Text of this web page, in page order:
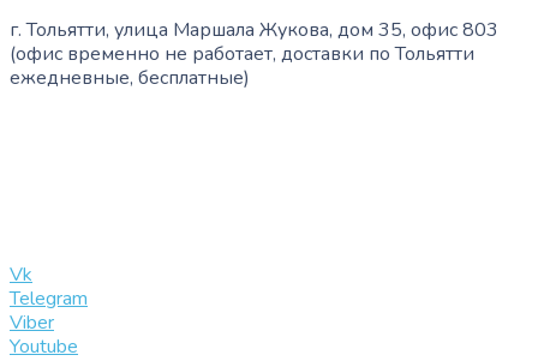
г. Тольятти, улица Маршала Жукова, дом 35, офис 803
(офис временно не работает, доставки по Тольятти
ежедневные, бесплатные)
Vk
Telegram
Viber
Youtube